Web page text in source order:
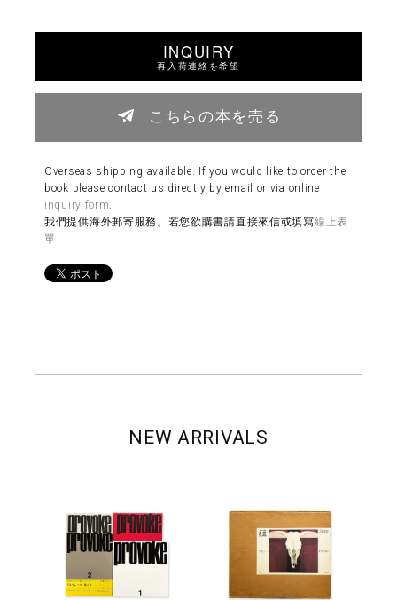
INQUIRY
再入荷連絡を希望
こちらの本を売る
Overseas shipping available. If you would like to order the
book please contact us directly by email or via online
inquiry form
我們提供海外郵寄服務。若您欲購書請直接來信或填寫線上表
單
NEW ARRIVALS